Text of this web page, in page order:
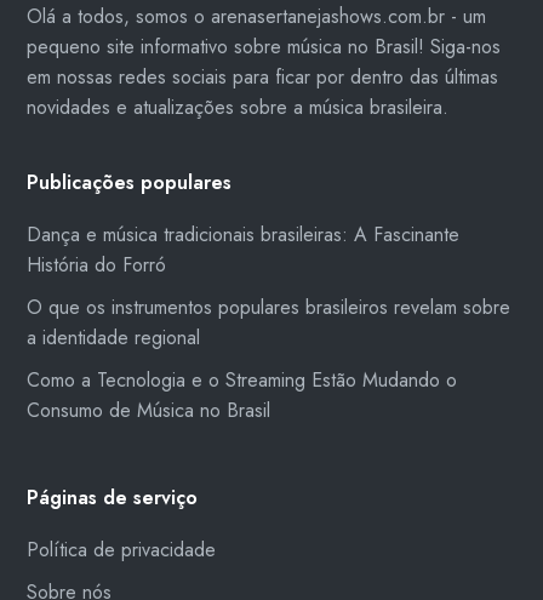
Olá a todos, somos o arenasertanejashows.com.br - um
pequeno site informativo sobre música no Brasil! Siga-nos
em nossas redes sociais para ficar por dentro das últimas
novidades e atualizações sobre a música brasileira.
Publicações populares
Dança e música tradicionais brasileiras: A Fascinante
História do Forró
O que os instrumentos populares brasileiros revelam sobre
a identidade regional
Como a Tecnologia e o Streaming Estão Mudando o
Consumo de Música no Brasil
Páginas de serviço
Política de privacidade
Sobre nós